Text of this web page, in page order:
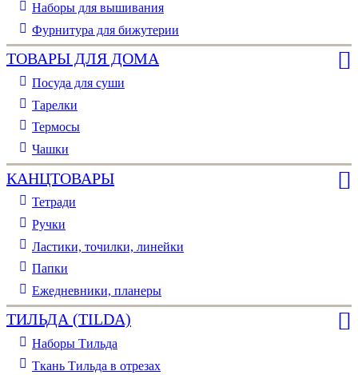
Наборы для вышивания
Фурнитура для бижутерии
ТОВАРЫ ДЛЯ ДОМА
Посуда для суши
Тарелки
Термосы
Чашки
КАНЦТОВАРЫ
Тетради
Ручки
Ластики, точилки, линейки
Папки
Ежедневники, планеры
ТИЛЬДА (TILDA)
Наборы Тильда
Ткань Тильда в отрезах